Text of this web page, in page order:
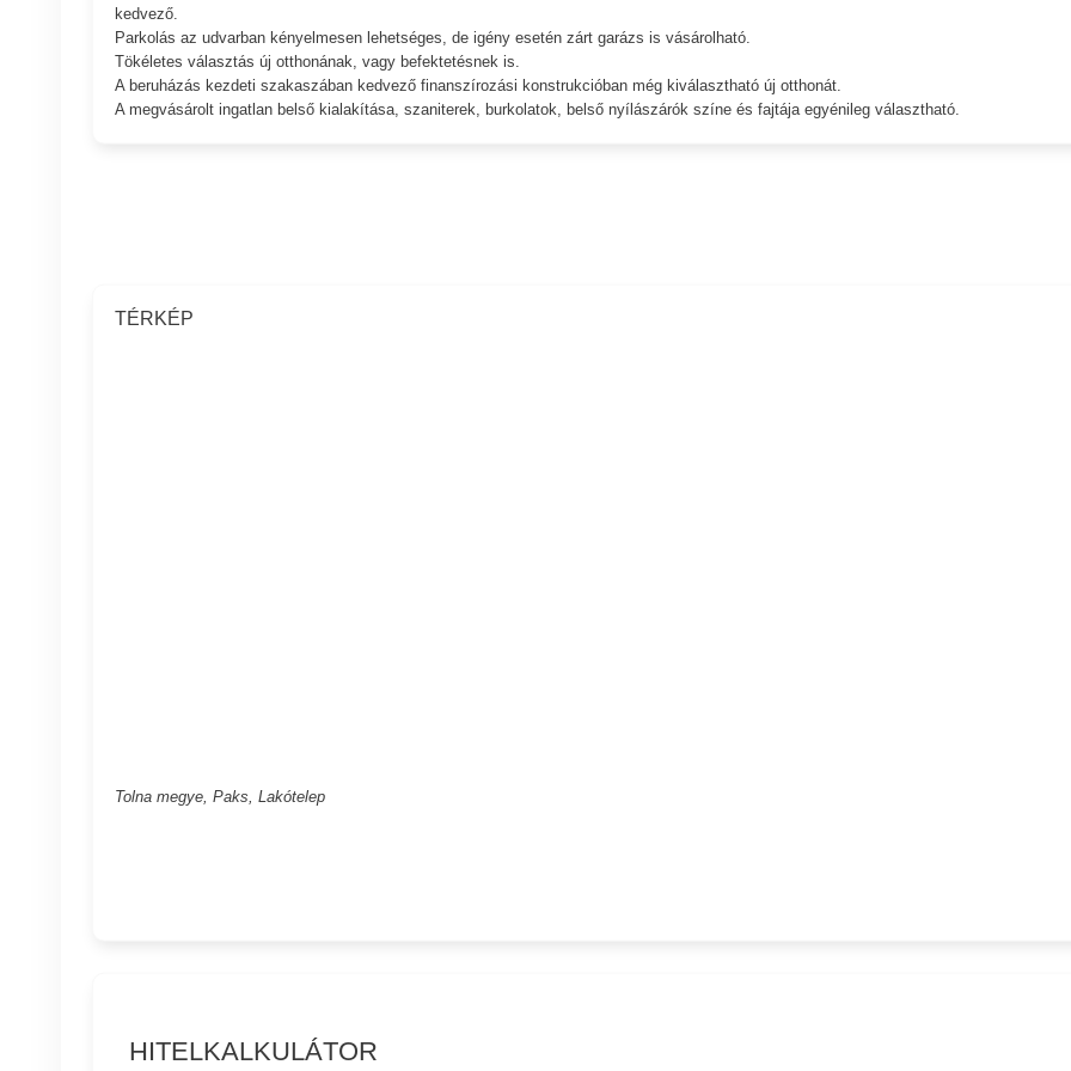
kedvező.
Parkolás az udvarban kényelmesen lehetséges, de igény esetén zárt garázs is vásárolható.
Tökéletes választás új otthonának, vagy befektetésnek is.
A beruházás kezdeti szakaszában kedvező finanszírozási konstrukcióban még kiválasztható új otthonát.
A megvásárolt ingatlan belső kialakítása, szaniterek, burkolatok, belső nyílászárók színe és fajtája egyénileg választható.
TÉRKÉP
Tolna megye, Paks, Lakótelep
HITELKALKULÁTOR